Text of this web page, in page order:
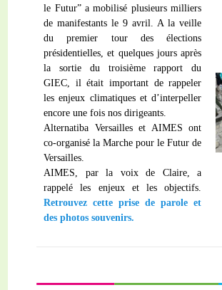
le Futur” a mobilisé plusieurs milliers
de manifestants le 9 avril. A la veille
du premier tour des élections
présidentielles, et quelques jours après
la sortie du troisième rapport du
GIEC, il était important de rappeler
les enjeux climatiques et d’interpeller
encore une fois nos dirigeants.
Alternatiba Versailles et AIMES ont
co-organisé la Marche pour le Futur de
Versailles.
AIMES, par la voix de Claire, a
rappelé les enjeux et les objectifs.
Retrouvez cette prise de parole et
des photos souvenirs.